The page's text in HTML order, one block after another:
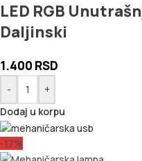
LED RGB
Daljinski
1.400 RSD
-
+
Dodaj u korpu
-17%